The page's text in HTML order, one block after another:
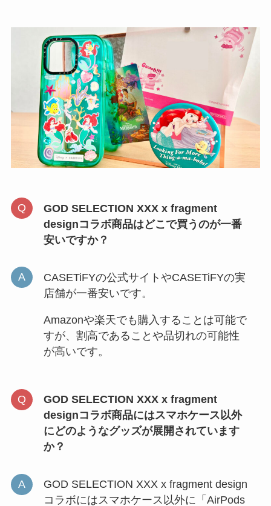
GOD SELECTION XXX x fragment
designコラボ商品はどこで買うのが一番
安いですか？
CASETiFYの公式サイトやCASETiFYの実
店舗が一番安いです。
Amazonや楽天でも購入することは可能で
すが、割高であることや品切れの可能性
が高いです。
GOD SELECTION XXX x fragment
designコラボ商品にはスマホケース以外
にどのようなグッズが展開されています
か？
GOD SELECTION XXX x fragment design
コラボにはスマホケース以外に「AirPods